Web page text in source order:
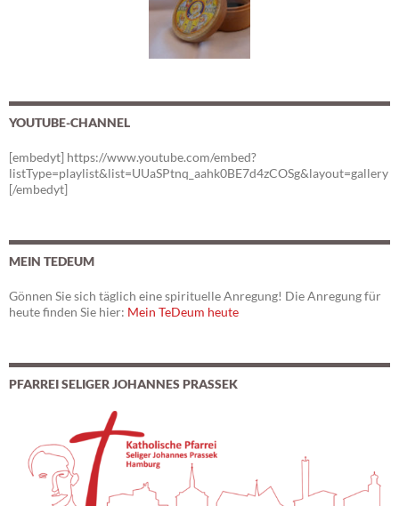
YOUTUBE-CHANNEL
[embedyt] https://www.youtube.com/embed?
listType=playlist&list=UUaSPtnq_aahk0BE7d4zCOSg&layout=gallery
[/embedyt]
MEIN TEDEUM
Gönnen Sie sich täglich eine spirituelle Anregung! Die Anregung für
heute finden Sie hier: Mein TeDeum heute
PFARREI SELIGER JOHANNES PRASSEK